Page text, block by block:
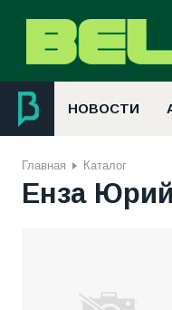
НОВОСТИ
Главная Каталог
Енза